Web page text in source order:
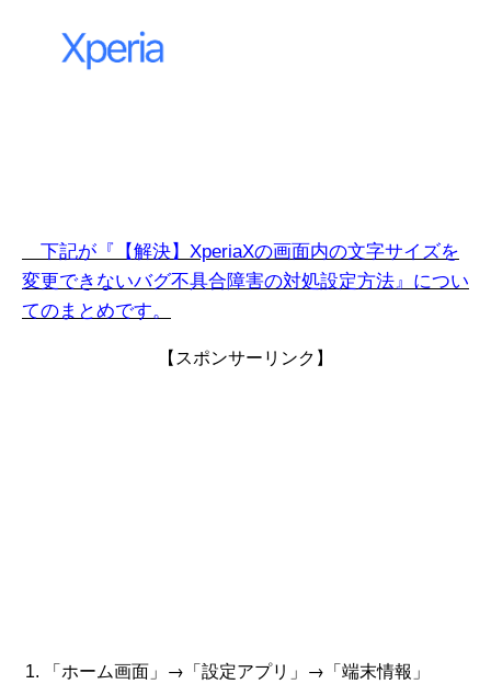
下記が『【解決】XperiaXの画面内の文字サイズを
変更できないバグ不具合障害の対処設定方法』につい
てのまとめです。
【スポンサーリンク】
「ホーム画面」→「設定アプリ」→「端末情報」